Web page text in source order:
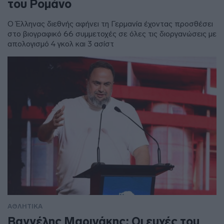
του Ρομάνο
Ο Έλληνας διεθνής αφήνει τη Γερμανία έχοντας προσθέσει
στο βιογραφικό 66 συμμετοχές σε όλες τις διοργανώσεις με
απολογισμό 4 γκολ και 3 ασίστ
ΑΘΛΗΤΙΚΑ
Βαγγέλης Μαρινάκης: Οι ευχές του